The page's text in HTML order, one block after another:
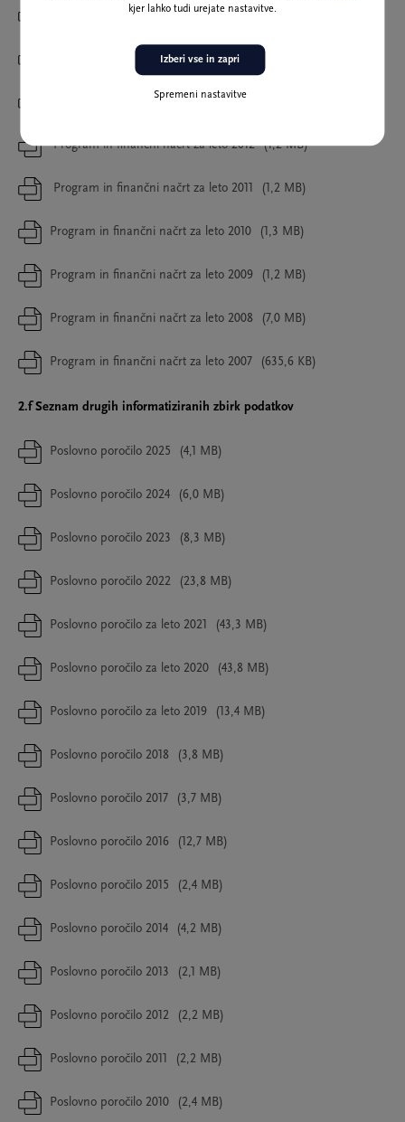
Program in finančni načrt za leto 2015 (1,7 MB)
Program in finančni načrt za leto 2014
Program in finančni načrt za leto 2013
Program in finančni načrt za leto 2012 (1,2 MB)
Program in finančni načrt za leto 2011 (1,2 MB)
Program in finančni načrt za leto 2010 (1,3 MB)
Program in finančni načrt za leto 2009 (1,2 MB)
Program in finančni načrt za leto 2008 (7,0 MB)
Program in finančni načrt za leto 2007 (635,6 KB)
2.f Seznam drugih informatiziranih zbirk podatkov
Poslovno poročilo 2025 (4,1 MB)
Poslovno poročilo 2024 (6,0 MB)
Poslovno poročilo 2023 (8,3 MB)
Poslovno poročilo 2022 (23,8 MB)
Poslovno poročilo za leto 2021 (43,3 MB)
Poslovno poročilo za leto 2020 (43,8 MB)
Poslovno poročilo za leto 2019 (13,4 MB)
Poslovno poročilo 2018 (3,8 MB)
Poslovno poročilo 2017 (3,7 MB)
Poslovno poročilo 2016 (12,7 MB)
Poslovno poročilo 2015 (2,4 MB)
Poslovno poročilo 2014 (4,2 MB)
Poslovno poročilo 2013 (2,1 MB)
Poslovno poročilo 2012 (2,2 MB)
Poslovno poročilo 2011 (2,2 MB)
Poslovno poročilo 2010 (2,4 MB)
kjer lahko tudi urejate nastavitve.
Spremeni nastavitve
Izberi vse in zapri